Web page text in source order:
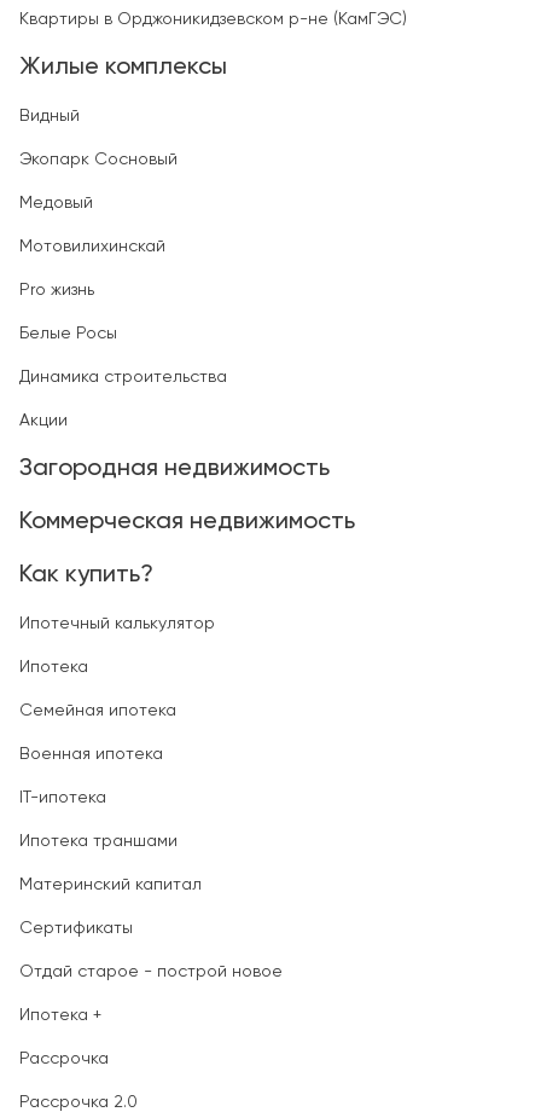
Квартиры в Орджоникидзевском р-не (КамГЭС)
Жилые комплексы
Видный
Экопарк Сосновый
Медовый
Мотовилихинскай
Pro жизнь
Белые Росы
Динамика строительства
Акции
Загородная недвижимость
Коммерческая недвижимость
Как купить?
Ипотечный калькулятор
Ипотека
Семейная ипотека
Военная ипотека
IT-ипотека
Ипотека траншами
Материнский капитал
Сертификаты
Отдай старое - построй новое
Ипотека +
Рассрочка
Рассрочка 2.0